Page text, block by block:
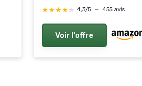
CLGT2425S-01 Orange
télescopique
★★★★★
★★★★★ 4,3/5 — 455 avis
Voir l'offre